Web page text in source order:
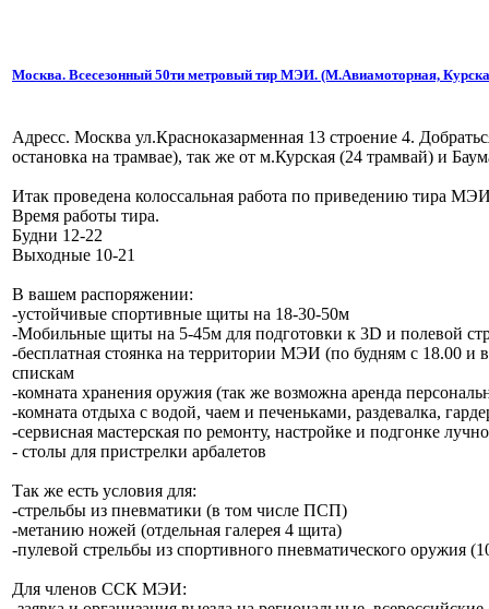
Москва. Всесезонный 50ти метровый тир МЭИ. (М.Авиамоторная,
Адресс. Москва ул.Красноказарменная 13 строение 4.
остановка на трамвае), так же от м.Курская (24 трамвай) и
Итак проведена колоссальная работа по приведению тира
Время работы тира.
Будни 12-22
Выходные 10-21
В вашем распоряжении:
-устойчивые спортивные щиты на 18-30-50м
-Мобильные щиты на 5-45м для подготовки к 3D и полевой
-бесплатная стоянка на территории МЭИ (по будням с 18.00
спискам
-комната хранения оружия (так же возможна аренда
-комната отдыха с водой, чаем и печеньками, раздевалка,
-сервисная мастерская по ремонту, настройке и подгонке
- столы для пристрелки арбалетов
Так же есть условия для:
-стрельбы из пневматики (в том числе ПСП)
-метанию ножей (отдельная галерея 4 щита)
-пулевой стрельбы из спортивного пневматического оружия
Для членов ССК МЭИ: